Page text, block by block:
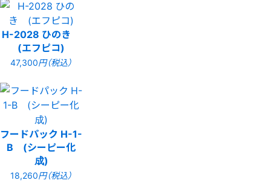
H-2028 ひのき
(エフピコ)
47,300円（税込）
フードパック H-1-
B (シーピー化
成)
18,260円（税込）